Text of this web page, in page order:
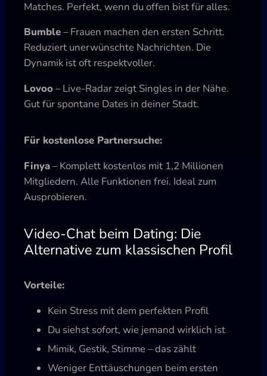
Matches. Perfekt, wenn du offen bist für alles.
Bumble– Frauen machen den ersten Schritt.
Reduziert unerwünschte Nachrichten. Die
Dynamik ist oft respektvoller.
Lovoo– Live-Radar zeigt Singles in der Nähe.
Gut für spontane Dates in deiner Stadt.
Für kostenlose Partnersuche:
Finya– Komplett kostenlos mit 1,2 Millionen
Mitgliedern. Alle Funktionen frei. Ideal zum
Ausprobieren.
Video-Chat beim Dating: Die
Alternative zum klassischen Profil
Vorteile:
Kein Stress mit dem perfekten Profil
Du siehst sofort, wie jemand wirklich ist
Mimik, Gestik, Stimme – das zählt
Weniger Enttäuschungen beim ersten